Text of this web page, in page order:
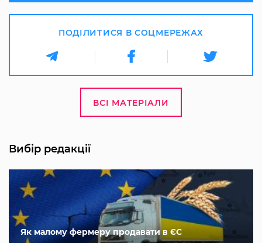
ПОДІЛИТИСЯ В СОЦМЕРЕЖАХ
ВСІ МАТЕРІАЛИ
Вибір редакції
Як малому фермеру продавати в ЄС